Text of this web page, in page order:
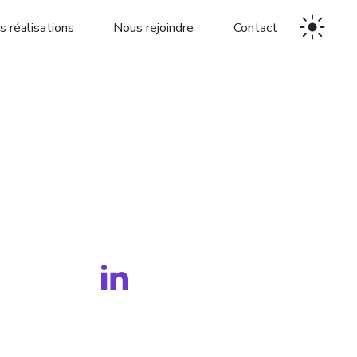
réalisations Nous rejoindre Contact